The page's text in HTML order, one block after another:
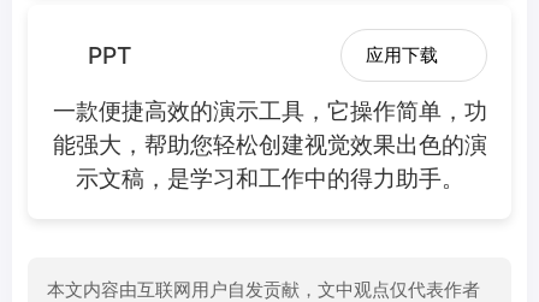
PPT 应用下载
一款便捷高效的演示工具，它操作简单，功
能强大，帮助您轻松创建视觉效果出色的演
示文稿，是学习和工作中的得力助手。
本文内容由互联网用户自发贡献，文中观点仅代表作者